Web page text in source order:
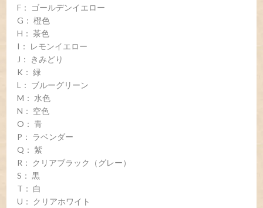
F： ゴールデンイエロー
G： 橙色
H： 茶色
I： レモンイエロー
J： きみどり
K： 緑
L： ブルーグリーン
M： 水色
N： 空色
O： 青
P： ラベンダー
Q： 紫
R： クリアブラック（グレー）
S： 黒
T： 白
U： クリアホワイト